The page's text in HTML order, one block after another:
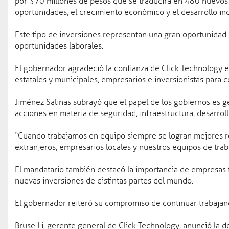
Seguridad pública 04 ago
Gobernador
Oficinas del Ejecutivo
Agenda
Gabinete
oportunidades, el crecimiento económico y el desarrollo
Este tipo de inversiones representan una gran
oportunidades laborales.
El gobernador agradeció la confianza de Click
estatales y municipales, empresarios e inversionistas para
Jiménez Salinas subrayó que el papel de los gobiernos es
acciones en materia de seguridad, infraestructura,
“Cuando trabajamos en equipo siempre se logran
extranjeros, empresarios locales y nuestros equipos de
El mandatario también destacó la importancia de
nuevas inversiones de distintas partes del mundo.
El gobernador reiteró su compromiso de continuar
Bruse Li, gerente general de Click Technology, anunció la